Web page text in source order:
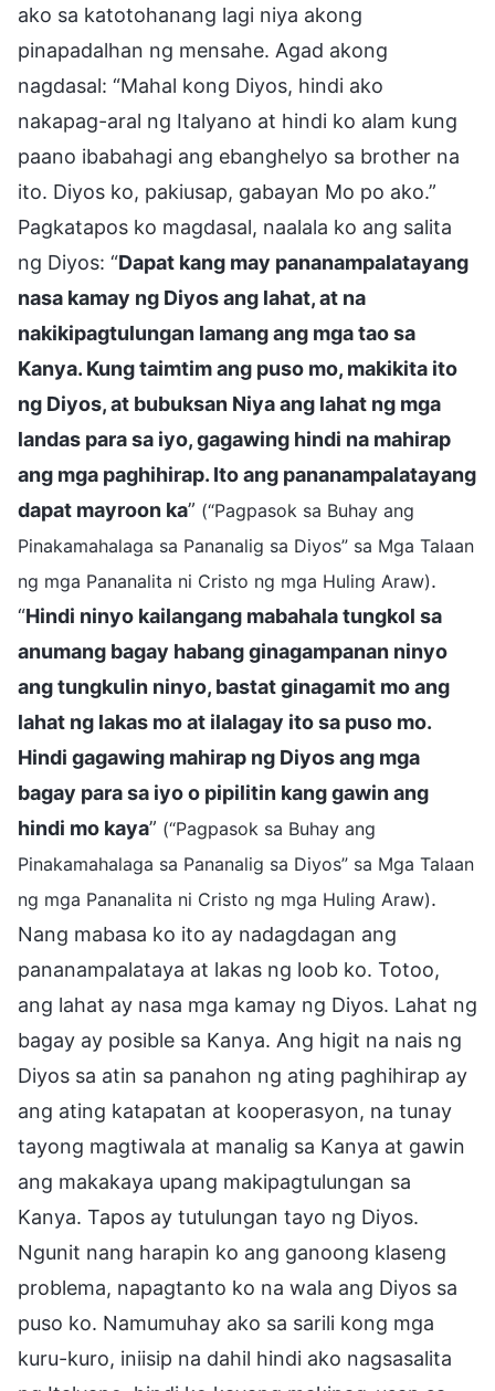
ako sa katotohanang lagi niya akong
pinapadalhan ng mensahe. Agad akong
nagdasal: “Mahal kong Diyos, hindi ako
nakapag-aral ng Italyano at hindi ko alam kung
paano ibabahagi ang ebanghelyo sa brother na
ito. Diyos ko, pakiusap, gabayan Mo po ako.”
Pagkatapos ko magdasal, naalala ko ang salita
ng Diyos: “Dapat kang may pananampalatayang
nasa kamay ng Diyos ang lahat, at na
nakikipagtulungan lamang ang mga tao sa
Kanya. Kung taimtim ang puso mo, makikita ito
ng Diyos, at bubuksan Niya ang lahat ng mga
landas para sa iyo, gagawing hindi na mahirap
ang mga paghihirap. Ito ang pananampalatayang
dapat mayroon ka” (“Pagpasok sa Buhay ang
Pinakamahalaga sa Pananalig sa Diyos” sa Mga Talaan
ng mga Pananalita ni Cristo ng mga Huling Araw).
“Hindi ninyo kailangang mabahala tungkol sa
anumang bagay habang ginagampanan ninyo
ang tungkulin ninyo, bastat ginagamit mo ang
lahat ng lakas mo at ilalagay ito sa puso mo.
Hindi gagawing mahirap ng Diyos ang mga
bagay para sa iyo o pipilitin kang gawin ang
hindi mo kaya” (“Pagpasok sa Buhay ang
Pinakamahalaga sa Pananalig sa Diyos” sa Mga Talaan
ng mga Pananalita ni Cristo ng mga Huling Araw).
Nang mabasa ko ito ay nadagdagan ang
pananampalataya at lakas ng loob ko. Totoo,
ang lahat ay nasa mga kamay ng Diyos. Lahat ng
bagay ay posible sa Kanya. Ang higit na nais ng
Diyos sa atin sa panahon ng ating paghihirap ay
ang ating katapatan at kooperasyon, na tunay
tayong magtiwala at manalig sa Kanya at gawin
ang makakaya upang makipagtulungan sa
Kanya. Tapos ay tutulungan tayo ng Diyos.
Ngunit nang harapin ko ang ganoong klaseng
problema, napagtanto ko na wala ang Diyos sa
puso ko. Namumuhay ako sa sarili kong mga
kuru-kuro, iniisip na dahil hindi ako nagsasalita